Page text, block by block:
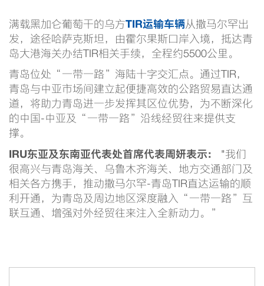
满载黑加仑葡萄干的乌方TIR运输车辆从撒马尔罕出
发，途径哈萨克斯坦，由霍尔果斯口岸入境，抵达青
岛大港海关办结TIR相关手续，全程约5500公里。
青岛位处“一带一路”海陆十字交汇点。通过TIR，
青岛与中亚市场间建立起便捷高效的公路贸易直达通
道，将助力青岛进一步发挥其区位优势，为不断深化
的中国-中亚及“一带一路”沿线经贸往来提供支
撑。
IRU东亚及东南亚代表处首席代表周妍表示：
"我们
很高兴与青岛海关、乌鲁木齐海关、地方交通部门及
相关各方携手，推动撒马尔罕-青岛TIR直达运输的顺
利开通，为青岛及周边地区深度融入“一带一路”互
联互通、增强对外经贸往来注入全新动力。”